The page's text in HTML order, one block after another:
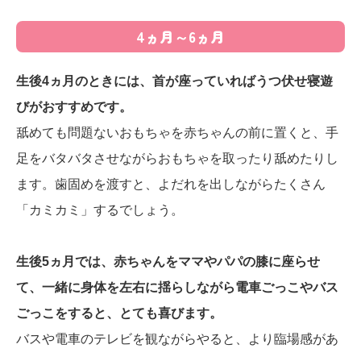
4ヵ月～6ヵ月
生後4ヵ月のときには、首が座っていればうつ伏せ寝遊
びがおすすめです。
舐めても問題ないおもちゃを赤ちゃんの前に置くと、手
足をバタバタさせながらおもちゃを取ったり舐めたりし
ます。歯固めを渡すと、よだれを出しながらたくさん
「カミカミ」するでしょう。
生後5ヵ月では、赤ちゃんをママやパパの膝に座らせ
て、一緒に身体を左右に揺らしながら電車ごっこやバス
ごっこをすると、とても喜びます。
バスや電車のテレビを観ながらやると、より臨場感があ